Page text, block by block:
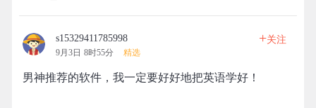
s15329411785998
9月3日 8时55分 精选
+关注
男神推荐的软件，我一定要好好地把英语学好！